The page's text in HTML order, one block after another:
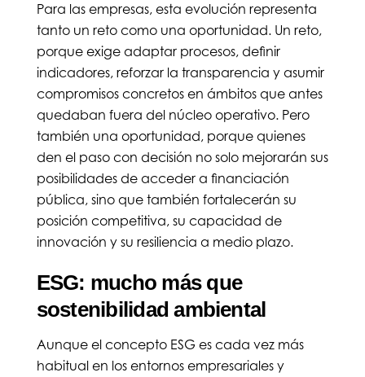
Para las empresas, esta evolución representa
tanto un reto como una oportunidad. Un reto,
porque exige adaptar procesos, definir
indicadores, reforzar la transparencia y asumir
compromisos concretos en ámbitos que antes
quedaban fuera del núcleo operativo. Pero
también una oportunidad, porque quienes
den el paso con decisión no solo mejorarán sus
posibilidades de acceder a financiación
pública, sino que también fortalecerán su
posición competitiva, su capacidad de
innovación y su resiliencia a medio plazo.
ESG: mucho más que
sostenibilidad ambiental
Aunque el concepto ESG es cada vez más
habitual en los entornos empresariales y